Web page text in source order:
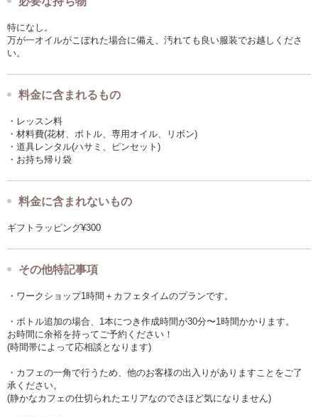
特になし。
万が一オイルがこぼれた場合に備え、汚れても良い服装でお越しくださ
い。
料金に含まれるもの
・レッスン料
・材料費(花材、ボトル、専用オイル、リボン)
・道具レンタル(ハサミ、ピンセット)
・お持ち帰り袋
料金に含まれないもの
ギフトラッピング¥300
その他特記事項
・ワークショップ1時間＋カフェタイムのプランです。
・ボトル追加の場合、1本につき作成時間が30分〜1時間かかります。
お時間に余裕を持ってご予約ください！
(時間帯によって応相談となります)
・カフェの一角で行うため、他のお客様の出入りがありますことをご了
承ください。
(静かなカフェの仕切られたエリアなのでさほど気になりません)